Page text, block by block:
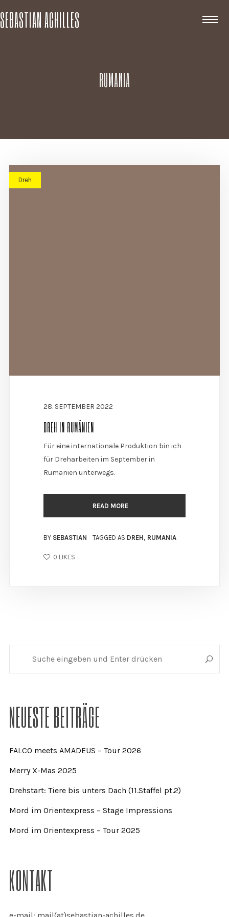
SEBASTIAN ACHILLES
RUMANIA
Dreh
28. SEPTEMBER 2022
DREH IN RUMÄNIEN
Für eine internationale Produktion bin ich
für Dreharbeiten im September in
Rumänien unterwegs.
READ MORE
BY SEBASTIAN TAGGED AS DREH, RUMANIA
0 LIKES
NEUESTE BEITRÄGE
FALCO meets AMADEUS – Tour 2026
Merry X-Mas 2025
Drehstart: Tiere bis unters Dach (11.Staffel pt.2)
Mord im Orientexpress – Stage Impressions
Mord im Orientexpress – Tour 2025
KONTAKT